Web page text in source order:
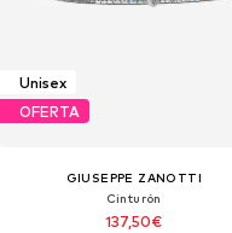
Unisex
OFERTA
GIUSEPPE ZANOTTI
Cinturón
137,50€